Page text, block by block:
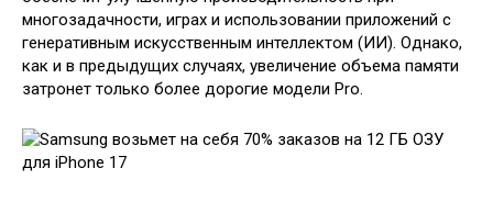
многозадачности, играх и использовании приложений с
генеративным искусственным интеллектом (ИИ). Однако,
как и в предыдущих случаях, увеличение объема памяти
затронет только более дорогие модели Pro.